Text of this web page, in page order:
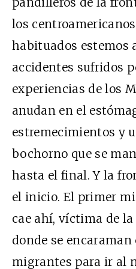
los
habituados estemos
accidentes sufridos
experiencias de los
anudan en el
estremecimientos y
bochorno que se
hasta el final. Y la
el inicio. El primer
cae ahí, víctima de
donde se
migrantes para ir al